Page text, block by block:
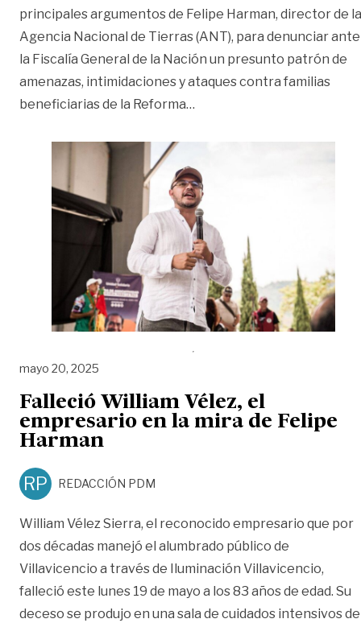
principales argumentos de Felipe Harman, director de la
Agencia Nacional de Tierras (ANT), para denunciar ante
la Fiscalía General de la Nación un presunto patrón de
amenazas, intimidaciones y ataques contra familias
beneficiarias de la Reforma…
mayo 20, 2025
Falleció William Vélez, el
empresario en la mira de Felipe
Harman
RP REDACCIÓN PDM
William Vélez Sierra, el reconocido empresario que por
dos décadas manejó el alumbrado público de
Villavicencio a través de Iluminación Villavicencio,
falleció este lunes 19 de mayo a los 83 años de edad. Su
deceso se produjo en una sala de cuidados intensivos de